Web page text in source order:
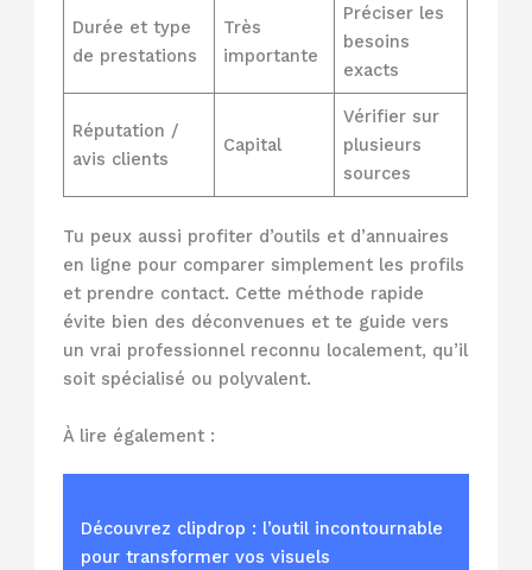
Durée et type
de prestations
Très
importante
Préciser les
besoins
exacts
Réputation /
avis clients
Capital
Vérifier sur
plusieurs
sources
Tu peux aussi profiter d’outils et d’annuaires
en ligne pour comparer simplement les profils
et prendre contact. Cette méthode rapide
évite bien des déconvenues et te guide vers
un vrai professionnel reconnu localement, qu’il
soit spécialisé ou polyvalent.
À lire également :
Découvrez clipdrop : l’outil incontournable
pour transformer vos visuels